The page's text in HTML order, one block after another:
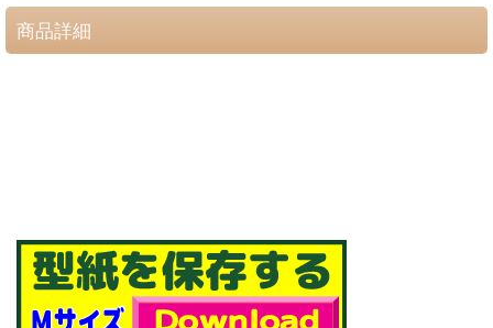
商品詳細